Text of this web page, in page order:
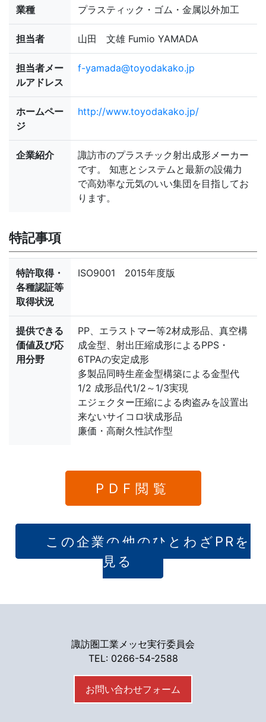
業種 プラスティック・ゴム・金属以外加工
担当者 山田 文雄 Fumio YAMADA
担当者メー
ルアドレス
f-yamada@toyodakako.jp
ホームペー
ジ
http://www.toyodakako.jp/
企業紹介
諏訪市のプラスチック射出成形メーカー
です。 知恵とシステムと最新の設備力
で高効率な元気のいい集団を目指してお
ります。
特記事項
特許取得・
各種認証等
取得状況
ISO9001 2015年度版
提供できる
価値及び応
用分野
PP、エラストマー等2材成形品、真空構
成金型、射出圧縮成形によるPPS・
6TPAの安定成形
多製品同時生産金型構築による金型代
1/2 成形品代1/2～1/3実現
エジェクター圧縮による肉盗みを設置出
来ないサイコロ状成形品
廉価・高耐久性試作型
PDF閲覧
この企業の他のひとわざPRを
見る
諏訪圏工業メッセ実行委員会
TEL: 0266-54-2588
お問い合わせフォーム